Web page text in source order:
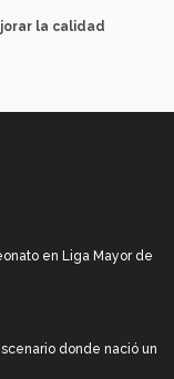
la calidad
en Liga Mayor de
donde nació un